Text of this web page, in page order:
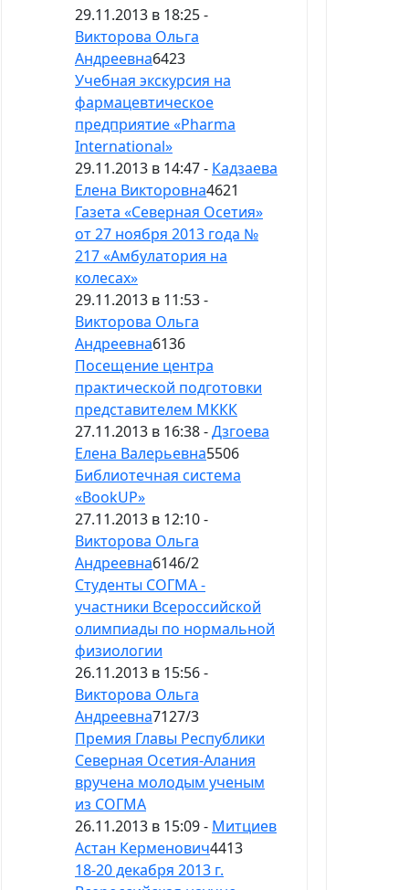
29.11.2013 в 18:25 -
Викторова Ольга
Андреевна6423
Учебная экскурсия на
фармацевтическое
предприятие «Pharma
International»
29.11.2013 в 14:47 - Кадзаева
Елена Викторовна4621
Газета «Северная Осетия»
от 27 ноября 2013 года №
217 «Амбулатория на
колесах»
29.11.2013 в 11:53 -
Викторова Ольга
Андреевна6136
Посещение центра
практической подготовки
представителем МККК
27.11.2013 в 16:38 -Дзгоева
Елена Валерьевна5506
Библиотечная система
«BookUP»
27.11.2013 в 12:10 -
Викторова Ольга
Андреевна6146/2
Студенты СОГМА -
участники Всероссийской
олимпиады по нормальной
физиологии
26.11.2013 в 15:56 -
Викторова Ольга
Андреевна7127/3
Премия Главы Республики
Северная Осетия-Алания
вручена молодым ученым
из СОГМА
26.11.2013 в 15:09 - Митциев
Астан Керменович4413
18-20 декабря 2013 г.